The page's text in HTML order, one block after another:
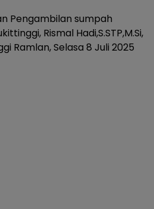
Pengambilan sumpah
Rismal Hadi,S.STP,M.Si,
Ramlan, Selasa 8 Juli 2025